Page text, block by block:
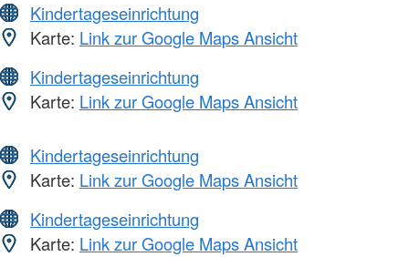
Kindertageseinrichtung
Karte: Link zur Google Maps Ansicht
Kindertageseinrichtung
Karte: Link zur Google Maps Ansicht
Kindertageseinrichtung
Karte: Link zur Google Maps Ansicht
Kindertageseinrichtung
Karte: Link zur Google Maps Ansicht